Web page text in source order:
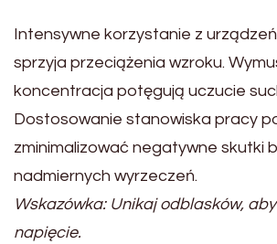
Intensywne korzystanie z
sprzyja przeciążenia wzroku.
koncentracja potęgują uczucie
Dostosowanie stanowiska pracy
zminimalizować negatywne skutki
nadmiernych wyrzeczeń.
Wskazówka: Unikaj odblasków,
napięcie.